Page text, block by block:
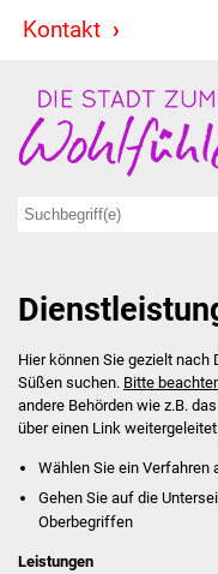
Kontakt
Hier können Sie gezielt
Süßen suchen. Bitte
andere Behörden wie z.B.
über einen Link
Wählen Sie ein Verfahren
Gehen Sie auf die
Oberbegriffen
Leistungen